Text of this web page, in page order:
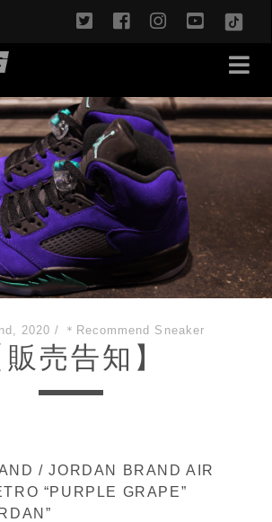
twitterfacebookinstagram
2020 / ＊Recommend Sneaker
販売告知】
/ JORDAN BRAND AIR
“PURPLE GRAPE”